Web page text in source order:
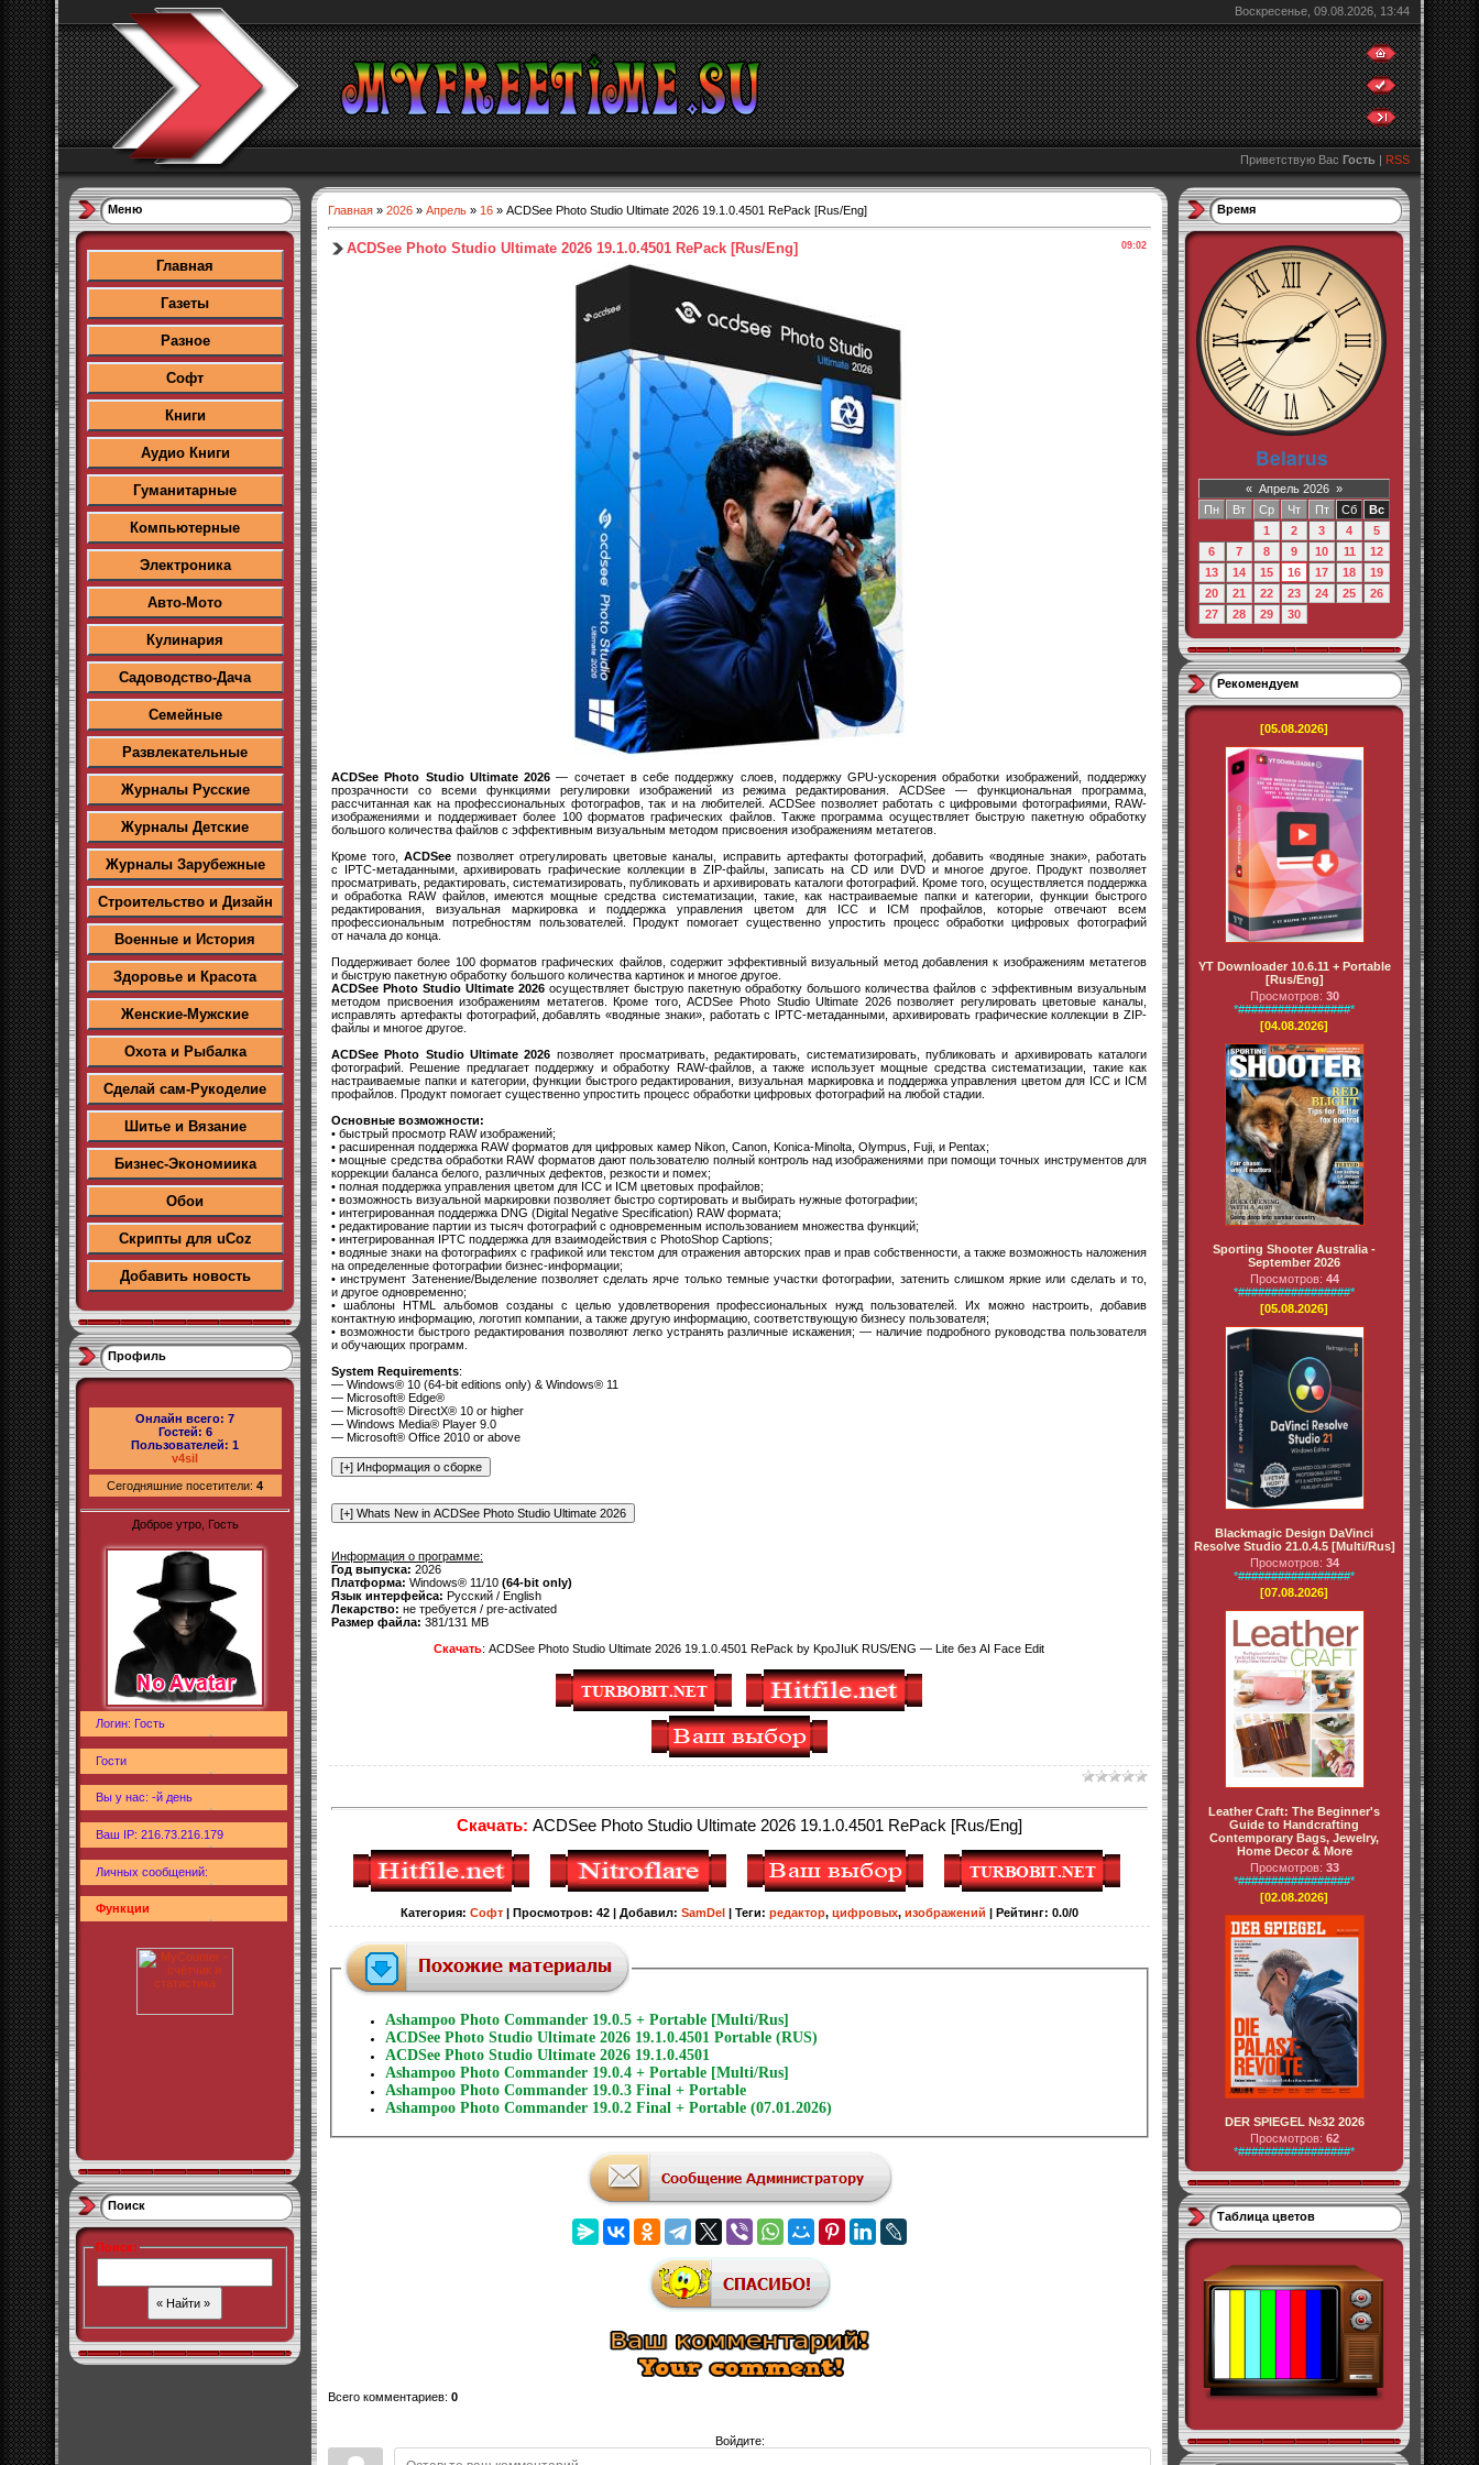
Воскресенье, 09.08.2026, 13:44
Приветствую Вас Гость | RSS
Меню
Главная
Газеты
Разное
Софт
Книги
Аудио Книги
Гуманитарные
Компьютерные
Электроника
Авто-Мото
Кулинария
Садоводство-Дача
Семейные
Развлекательные
Журналы Русские
Журналы Детские
Журналы Зарубежные
Строительство и Дизайн
Военные и История
Здоровье и Красота
Женские-Мужские
Охота и Рыбалка
Сделай сам-Рукоделие
Шитье и Вязание
Бизнес-Экономиика
Обои
Скрипты для uCoz
Добавить новость
Профиль
Онлайн всего: 7
Гостей: 6
Пользователей: 1
v4sil
Сегодняшние посетители: 4
Доброе утро, Гость
Логин: Гость
Гости
Вы у нас: -й день
Ваш IP: 216.73.216.179
Личных сообщений:
Функции
Поиск
Поиск:
Главная » 2026 » Апрель » 16 » ACDSee Photo Studio Ultimate 2026 19.1.0.4501 RePack [Rus/Eng]
09:02
ACDSee Photo Studio Ultimate 2026 19.1.0.4501 RePack [Rus/Eng]
ACDSee Photo Studio Ultimate 2026 — сочетает в себе поддержку слоев, поддержку GPU-ускорения обработки изображений, поддержку
прозрачности со всеми функциями регулировки изображений из режима редактирования. ACDSee — функциональная программа,
рассчитанная как на профессиональных фотографов, так и на любителей. ACDSee позволяет работать с цифровыми фотографиями, RAW-
изображениями и поддерживает более 100 форматов графических файлов. Также программа осуществляет быструю пакетную обработку
большого количества файлов с эффективным визуальным методом присвоения изображениям метатегов.
Кроме того,ACDSee позволяет отрегулировать цветовые каналы, исправить артефакты фотографий, добавить «водяные знаки», работать
с IPTC-метаданными, архивировать графические коллекции в ZIP-файлы, записать на CD или DVD и многое другое. Продукт позволяет
просматривать, редактировать, систематизировать, публиковать и архивировать каталоги фотографий. Кроме того, осуществляется поддержка
и обработка RAW файлов, имеются мощные средства систематизации, такие, как настраиваемые папки и категории, функции быстрого
редактирования, визуальная маркировка и поддержка управления цветом для ICC и ICM профайлов, которые отвечают всем
профессиональным потребностям пользователей. Продукт помогает существенно упростить процесс обработки цифровых фотографий
от начала до конца.
Поддерживает более 100 форматов графических файлов, содержит эффективный визуальный метод добавления к изображениям метатегов
и быструю пакетную обработку большого количества картинок и многое другое.
ACDSee Photo Studio Ultimate 2026 осуществляет быструю пакетную обработку большого количества файлов с эффективным визуальным
методом присвоения изображениям метатегов. Кроме того, ACDSee Photo Studio Ultimate 2026 позволяет регулировать цветовые каналы,
исправлять артефакты фотографий, добавлять «водяные знаки», работать с IPTC-метаданными, архивировать графические коллекции в ZIP-
файлы и многое другое.
ACDSee Photo Studio Ultimate 2026 позволяет просматривать, редактировать, систематизировать, публиковать и архивировать каталоги
фотографий. Решение предлагает поддержку и обработку RAW-файлов, а также использует мощные средства систематизации, такие как
настраиваемые папки и категории, функции быстрого редактирования, визуальная маркировка и поддержка управления цветом для ICC и ICM
профайлов. Продукт помогает существенно упростить процесс обработки цифровых фотографий на любой стадии.
Основные возможности:
• быстрый просмотр RAW изображений;
• расширенная поддержка RAW форматов для цифровых камер Nikon, Canon, Konica-Minolta, Olympus, Fuji, и Pentax;
• мощные средства обработки RAW форматов дают пользователю полный контроль над изображениями при помощи точных инструментов для
коррекции баланса белого, различных дефектов, резкости и помех;
• полная поддержка управления цветом для ICC и ICM цветовых профайлов;
• возможность визуальной маркировки позволяет быстро сортировать и выбирать нужные фотографии;
• интегрированная поддержка DNG (Digital Negative Specification) RAW формата;
• редактирование партии из тысяч фотографий с одновременным использованием множества функций;
• интегрированная IPTC поддержка для взаимодействия с PhotoShop Captions;
• водяные знаки на фотографиях с графикой или текстом для отражения авторских прав и прав собственности, а также возможность наложения
на определенные фотографии бизнес-информации;
• инструмент Затенение/Выделение позволяет сделать ярче только темные участки фотографии, затенить слишком яркие или сделать и то,
и другое одновременно;
• шаблоны HTML альбомов созданы с целью удовлетворения профессиональных нужд пользователей. Их можно настроить, добавив
контактную информацию, логотип компании, а также другую информацию, соответствующую бизнесу пользователя;
• возможности быстрого редактирования позволяют легко устранять различные искажения; — наличие подробного руководства пользователя
и обучающих программ.
System Requirements:
— Windows® 10 (64-bit editions only) & Windows® 11
— Microsoft® Edge®
— Microsoft® DirectX® 10 or higher
— Windows Media® Player 9.0
— Microsoft® Office 2010 or above
Информация о программе:
Год выпуска: 2026
Платформа: Windows® 11/10 (64-bit only)
Язык интерфейса: Русский / English
Лекарство: не требуется / pre-activated
Размер файла: 381/131 MB
Скачать: ACDSee Photo Studio Ultimate 2026 19.1.0.4501 RePack by KpoJIuK RUS/ENG — Lite без AI Face Edit
Скачать: ACDSee Photo Studio Ultimate 2026 19.1.0.4501 RePack [Rus/Eng]
Категория: Софт Просмотров: 42 Добавил: SamDel Теги: редактор, цифровых, изображений Рейтинг: 0.0/0
Ashampoo Photo Commander 19.0.5 + Portable [Multi/Rus]
ACDSee Photo Studio Ultimate 2026 19.1.0.4501 Portable (RUS)
ACDSee Photo Studio Ultimate 2026 19.1.0.4501
Ashampoo Photo Commander 19.0.4 + Portable [Multi/Rus]
Ashampoo Photo Commander 19.0.3 Final + Portable
Ashampoo Photo Commander 19.0.2 Final + Portable (07.01.2026)
Всего комментариев: 0
Войдите:
Время
« Апрель 2026 »
Пн
Вт Ср Чт Пт Сб
Вс
1
2 3 4
5
6
7 8 9 10 11
12
13
14 15 16 17 18
19
20
21 22 23 24 25
26
27
28 29 30
Рекомендуем
[05.08.2026]
YT Downloader 10.6.11 + Portable
[Rus/Eng]
Просмотров: 30
*#################*
[04.08.2026]
Sporting Shooter Australia -
September 2026
Просмотров: 44
*#################*
[05.08.2026]
Blackmagic Design DaVinci
Resolve Studio 21.0.4.5 [Multi/Rus]
Просмотров: 34
*#################*
[07.08.2026]
Leather Craft: The Beginner's
Guide to Handcrafting
Contemporary Bags, Jewelry,
Home Decor & More
Просмотров: 33
*#################*
[02.08.2026]
DER SPIEGEL №32 2026
Просмотров: 62
*#################*
Таблица цветов